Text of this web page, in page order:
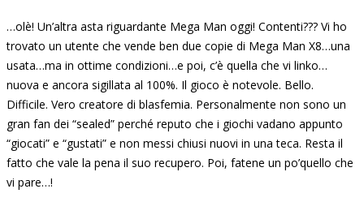
…olè! Un’altra asta riguardante Mega Man oggi! Contenti??? Vi ho
trovato un utente che vende ben due copie di Mega Man X8…una
usata…ma in ottime condizioni…e poi, c’è quella che vi linko…
nuova e ancora sigillata al 100%. Il gioco è notevole. Bello.
Difficile. Vero creatore di blasfemia. Personalmente non sono un
gran fan dei “sealed” perché reputo che i giochi vadano appunto
“giocati” e “gustati” e non messi chiusi nuovi in una teca. Resta il
fatto che vale la pena il suo recupero. Poi, fatene un po’quello che
vi pare…!